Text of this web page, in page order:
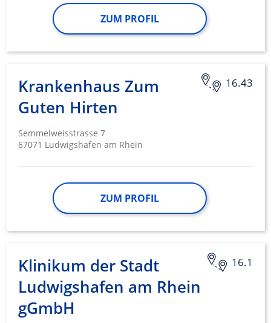
ZUM PROFIL
16.43
Krankenhaus Zum
Guten Hirten
Semmelweisstrasse 7
67071 Ludwigshafen am Rhein
ZUM PROFIL
16.1
Klinikum der Stadt
Ludwigshafen am Rhein
gGmbH